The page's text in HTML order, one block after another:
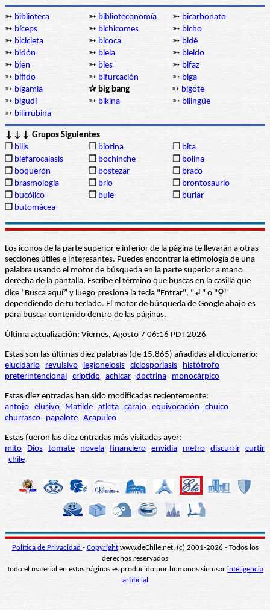
➳ biblioteca ➳ biblioteconomía ➳ bicarbonato
➳ bíceps ➳ bichicomes ➳ bicho
➳ bicicleta ➳ bicoca ➳ bidé
➳ bidón ➳ biela ➳ bieldo
➳ bien ➳ bies ➳ bifaz
➳ bífido ➳ bifurcación ➳ biga
➳ bigamia ✰ big bang ➳ bigote
➳ bigudí ➳ bikina ➳ bilingüe
➳ bilirrubina
↓↓↓ Grupos Siguientes
❒ bilis ❒ biotina ❒ bita
❒ blefarocalasis ❒ bochinche ❒ bolina
❒ boquerón ❒ bostezar ❒ braco
❒ brasmología ❒ brío ❒ brontosaurio
❒ bucólico ❒ bule ❒ burlar
❒ butomácea
Los iconos de la parte superior e inferior de la página te llevarán a otras
secciones útiles e interesantes. Puedes encontrar la etimología de una
palabra usando el motor de búsqueda en la parte superior a mano
derecha de la pantalla. Escribe el término que buscas en la casilla que
dice “Busca aquí” y luego presiona la tecla "Entrar", "↲" o "⚲"
dependiendo de tu teclado. El motor de búsqueda de Google abajo es
para buscar contenido dentro de las páginas.
Última actualización: Viernes, Agosto 7 06:16 PDT 2026
Estas son las últimas diez palabras (de 15.865) añadidas al diccionario:
elucidario
revulsivo legionelosis ciclosporiasis
histótrofo
preterintencional críptido achicar doctrina monocárpico
Estas diez entradas han sido modificadas recientemente:
antojo elusivo Matilde atleta carajo equivocación
chuico
churrasco
papalote Acapulco
Estas fueron las diez entradas más visitadas ayer:
mito
Dios tomate novela financiero envidia metro discurrir curtir
chile
Política de Privacidad - Copyrightwww.deChile.net. (c) 2001-2026 - Todos los
derechos reservados
Todo el material en estas páginas es producido por humanos sin usar inteligencia
artificial